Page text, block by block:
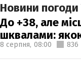
Новини погоди
До +38, але
шквалами:
8 серпня, 08:00 836